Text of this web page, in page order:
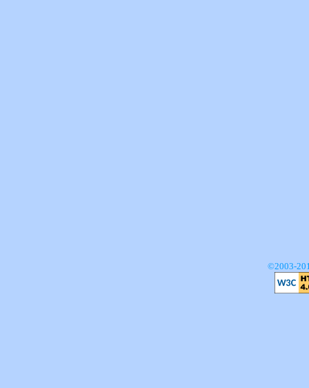
©2003-